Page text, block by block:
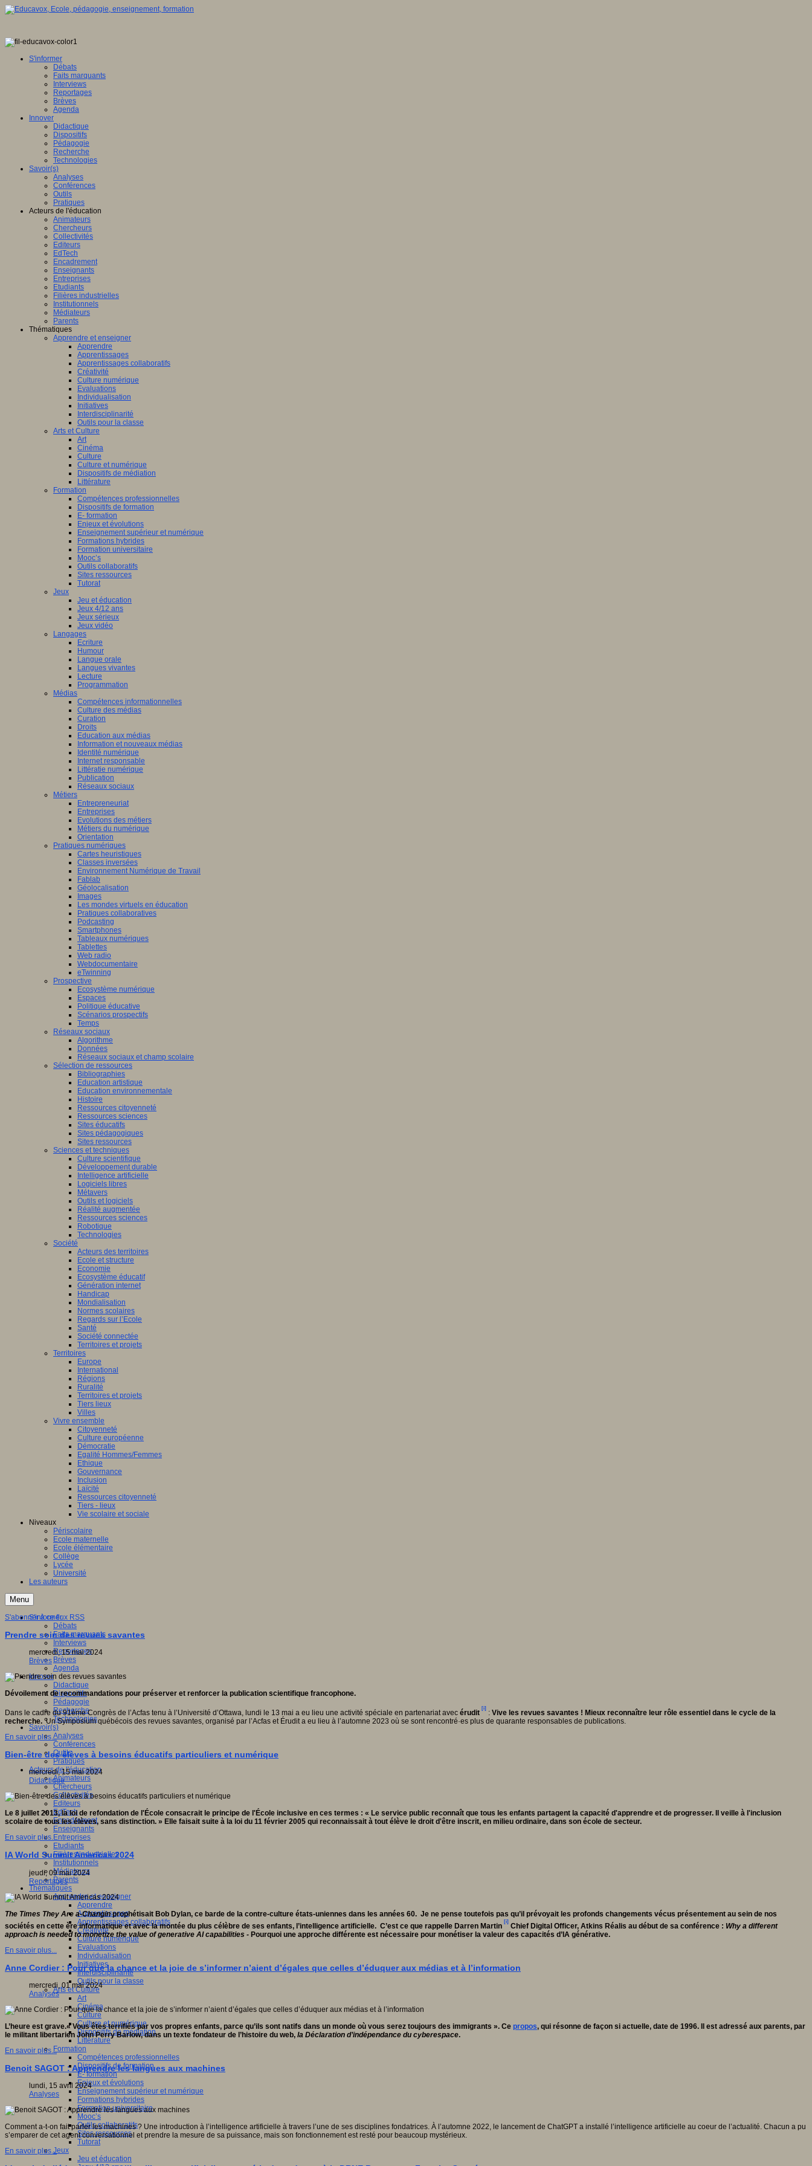
S'informer
Débats
Faits marquants
Interviews
Reportages
Brèves
Agenda
Innover
Didactique
Dispositifs
Pédagogie
Recherche
Technologies
Savoir(s)
Analyses
Conférences
Outils
Pratiques
Acteurs de l'éducation
Animateurs
Chercheurs
Collectivités
Editeurs
EdTech
Encadrement
Enseignants
Entreprises
Etudiants
Filières industrielles
Institutionnels
Médiateurs
Parents
Thématiques
Apprendre et enseigner
Apprendre
Apprentissages
Apprentissages collaboratifs
Créativité
Culture numérique
Evaluations
Individualisation
Initiatives
Interdisciplinarité
Outils pour la classe
Arts et Culture
Art
Cinéma
Culture
Culture et numérique
Dispositifs de médiation
Littérature
Formation
Compétences professionnelles
Dispositifs de formation
E- formation
Enjeux et évolutions
Enseignement supérieur et numérique
Formations hybrides
Formation universitaire
Mooc’s
Outils collaboratifs
Sites ressources
Tutorat
Jeux
Jeu et éducation
Jeux 4/12 ans
Jeux sérieux
Jeux vidéo
Langages
Ecriture
Humour
Langue orale
Langues vivantes
Lecture
Programmation
Médias
Compétences informationnelles
Culture des médias
Curation
Droits
Education aux médias
Information et nouveaux médias
Identité numérique
Internet responsable
Littératie numérique
Publication
Réseaux sociaux
Métiers
Entrepreneuriat
Entreprises
Evolutions des métiers
Métiers du numérique
Orientation
Pratiques numériques
Cartes heuristiques
Classes inversées
Environnement Numérique de Travail
Fablab
Géolocalisation
Images
Les mondes virtuels en éducation
Pratiques collaboratives
Podcasting
Smartphones
Tableaux numériques
Tablettes
Web radio
Webdocumentaire
eTwinning
Prospective
Ecosystème numérique
Espaces
Politique éducative
Scénarios prospectifs
Temps
Réseaux sociaux
Algorithme
Données
Réseaux sociaux et champ scolaire
Sélection de ressources
Bibliographies
Education artistique
Education environnementale
Histoire
Ressources citoyenneté
Ressources sciences
Sites éducatifs
Sites pédagogiques
Sites ressources
Sciences et techniques
Culture scientifique
Développement durable
Intelligence artificielle
Logiciels libres
Métavers
Outils et logiciels
Réalité augmentée
Ressources sciences
Robotique
Technologies
Société
Acteurs des territoires
Ecole et structure
Economie
Ecosystème éducatif
Génération internet
Handicap
Mondialisation
Normes scolaires
Regards sur l’Ecole
Santé
Société connectée
Territoires et projets
Territoires
Europe
International
Régions
Ruralité
Territoires et projets
Tiers lieux
Villes
Vivre ensemble
Citoyenneté
Culture européenne
Démocratie
Egalité Hommes/Femmes
Ethique
Gouvernance
Inclusion
Laïcité
Ressources citoyenneté
Tiers - lieux
Vie scolaire et sociale
Niveaux
Périscolaire
Ecole maternelle
Ecole élémentaire
Collège
Lycée
Université
Les auteurs
Menu
S'informer
Débats
Faits marquants
Interviews
Reportages
Brèves
Agenda
Innover
Didactique
Dispositifs
Pédagogie
Recherche
Technologies
Savoir(s)
Analyses
Conférences
Outils
Pratiques
Acteurs de l'éducation
Animateurs
Chercheurs
Collectivités
Editeurs
EdTech
Encadrement
Enseignants
Entreprises
Etudiants
Filières industrielles
Institutionnels
Médiateurs
Parents
Thématiques
Apprendre et enseigner
Apprendre
Apprentissages
Apprentissages collaboratifs
Créativité
Culture numérique
Evaluations
Individualisation
Initiatives
Interdisciplinarité
Outils pour la classe
Arts et Culture
Art
Cinéma
Culture
Culture et numérique
Dispositifs de médiation
Littérature
Formation
Compétences professionnelles
Dispositifs de formation
E- formation
Enjeux et évolutions
Enseignement supérieur et numérique
Formations hybrides
Formation universitaire
Mooc’s
Outils collaboratifs
Sites ressources
Tutorat
Jeux
Jeu et éducation
S'abonner à ce flux RSS
Prendre soin des revues savantes
mercredi, 15 mai 2024
Brèves
Dévoilement de recommandations pour préserver et renforcer la publication scientifique francophone.
Dans le cadre du 91ème Congrès de l’Acfas tenu à l’Université d’Ottawa, lundi le 13 mai a eu lieu une activité spéciale en partenariat avec érudit
[i]
: Vive les revues savantes ! Mieux reconnaître leur rôle essentiel dans le cycle de la
recherche. Un Symposium québécois des revues savantes, organisé par l’Acfas et Érudit a eu lieu à l’automne 2023 où se sont rencontré·es plus de quarante responsables de publications.
En savoir plus...
Bien-être des élèves à besoins éducatifs particuliers et numérique
mercredi, 15 mai 2024
Didactique
Le 8 juillet 2013, la loi de refondation de l'École consacrait le principe de l'École inclusive en ces termes : « Le service public reconnaît que tous les enfants partagent la capacité d'apprendre et de progresser. Il veille à l'inclusion
scolaire de tous les élèves, sans distinction. » Elle faisait suite à la loi du 11 février 2005 qui reconnaissait à tout élève le droit d'être inscrit, en milieu ordinaire, dans son école de secteur.
En savoir plus...
IA World Summit Americas 2024
jeudi, 09 mai 2024
Reportages
The Times They Are a-Changinprophétisait Bob Dylan, ce barde de la contre-culture états-uniennes dans les années 60. Je ne pense toutefois pas qu’il prévoyait les profonds changements vécus présentement au sein de nos
sociétés en cette ère informatique et avec la montée du plus célèbre de ses enfants, l’intelligence artificielle. C’est ce que rappelle Darren Martin
[i]
Chief Digital Officer, Atkins Réalis au début de sa conférence : Why a different
approach is needed to monetize the value of generative AI capabilities - Pourquoi une approche différente est nécessaire pour monétiser la valeur des capacités d’IA générative.
En savoir plus...
Anne Cordier : Pour que la chance et la joie de s’informer n’aient d’égales que celles d’éduquer aux médias et à l’information
mercredi, 01 mai 2024
Analyses
L’heure est grave.« Vous êtes terrifiés par vos propres enfants, parce qu’ils sont natifs dans un monde où vous serez toujours des immigrants ». Ce propos, qui résonne de façon si actuelle, date de 1996. Il est adressé aux parents, par
le militant libertarien John Perry Barlow, dans un texte fondateur de l’histoire du web, la Déclaration d’indépendance du cyberespace.
En savoir plus...
Benoit SAGOT : Apprendre les langues aux machines
lundi, 15 avril 2024
Analyses
Comment a-t-on fait parler les machines ? Une introduction à l’intelligence artificielle à travers l’une de ses disciplines fondatrices. À l’automne 2022, le lancement de ChatGPT a installé l’intelligence artificielle au coeur de l’actualité. Chacun a pu
s’emparer de cet agent conversationnel et prendre la mesure de sa puissance, mais son fonctionnement est resté pour beaucoup mystérieux.
En savoir plus...